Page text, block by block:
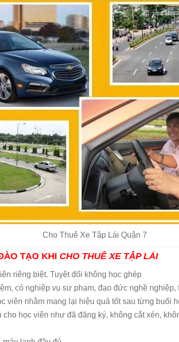
Cho Thuê Xe Tập Lái Quận 7
TẠO KHI CHO THUÊ XE TẬP LÁI
riêng biệt. Tuyệt đối không học ghép
có nghiệp vụ sư phạm, đạo đức nghề nghiệp,
viên nhằm mang lại hiệu quả tốt sau từng buổi
học viên như đã đăng ký, không cắt xén,